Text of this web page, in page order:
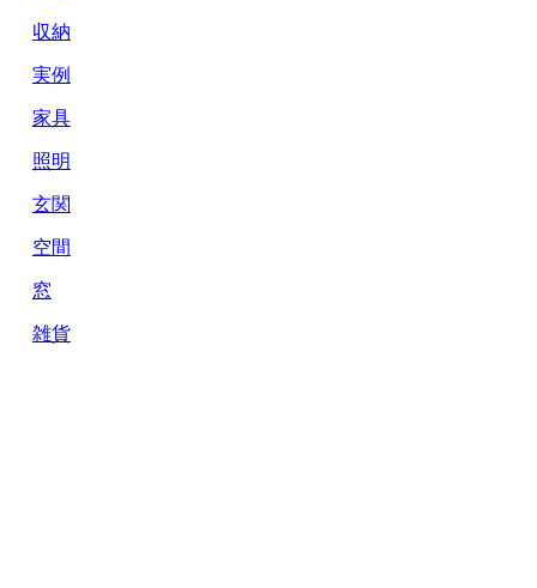
収納
実例
家具
照明
玄関
空間
窓
雑貨